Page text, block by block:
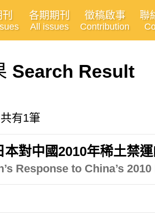
各期期刊
All issues
徵稿啟事
Contribution
聯
Search Result
有1筆
對中國2010年稀土禁
Response to China’s